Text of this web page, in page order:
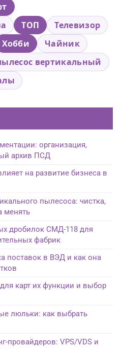
ТОП
Телевизор
Хобби
Чайник
вертикальный
организация,
архив ПСД
на развитие бизнеса в
пылесоса: чистка,
менять
дробилок СМД-118 для
фабрик
поставок в ВЭД и как она
карт их функции и выбор
люльки: как выбрать
провайдеров: VPS/VDS и